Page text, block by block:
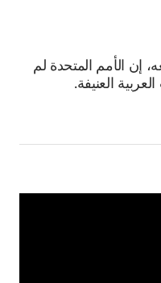
إن الأمم المتحدة لم
العنيفة.